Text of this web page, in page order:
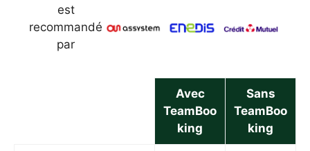
est
recommandé
par
Avec
TeamBoo
king
Sans
TeamBoo
king